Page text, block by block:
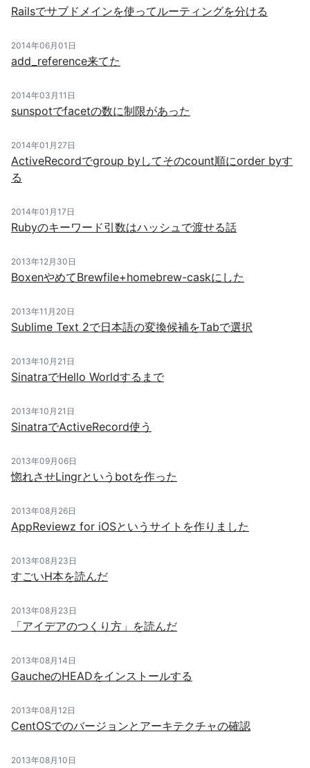
Railsでサブドメインを使ってルーティングを分ける
2014年06月01日
add_reference来てた
2014年03月11日
sunspotでfacetの数に制限があった
2014年01月27日
ActiveRecordでgroup byしてそのcount順にorder byす
る
2014年01月17日
Rubyのキーワード引数はハッシュで渡せる話
2013年12月30日
BoxenやめてBrewfile+homebrew-caskにした
2013年11月20日
Sublime Text 2で日本語の変換候補をTabで選択
2013年10月21日
SinatraでHello Worldするまで
2013年10月21日
SinatraでActiveRecord使う
2013年09月06日
惚れさせLingrというbotを作った
2013年08月26日
AppReviewz for iOSというサイトを作りました
2013年08月23日
すごいH本を読んだ
2013年08月23日
「アイデアのつくり方」を読んだ
2013年08月14日
GaucheのHEADをインストールする
2013年08月12日
CentOSでのバージョンとアーキテクチャの確認
2013年08月10日